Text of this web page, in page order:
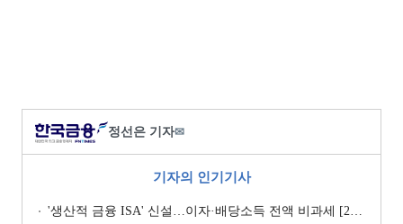
정선은 기자✉
기자의 인기기사
'생산적 금융 ISA' 신설…이자·배당소득 전액 비과세 [2026 세제개편안]